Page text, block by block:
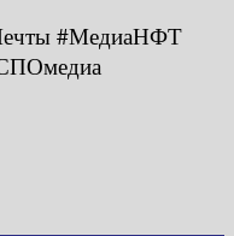
#МедиаНФТ